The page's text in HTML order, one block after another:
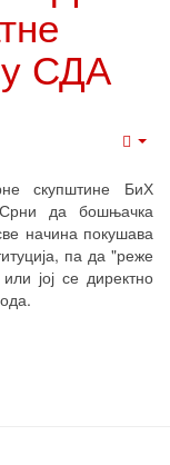
СДА
скупштине БиХ
да бошњачка
начина покушава
па да "реже
јој се директно